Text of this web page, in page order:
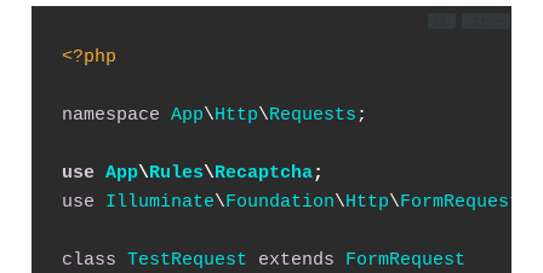
<?php
namespace App\Http\Requests ;
use App\Rules\Recaptcha;
use
Illuminate\Foundation\Http\FormRequest
class TestRequest extends
FormRequest